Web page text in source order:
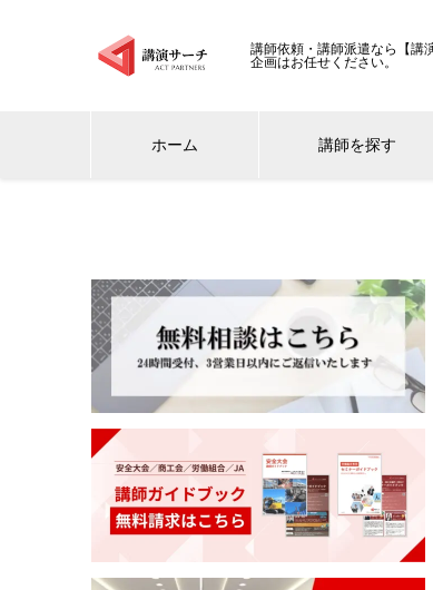
講師依頼・講師派遣なら【講
企画はお任せください。
ホーム 講師を探す